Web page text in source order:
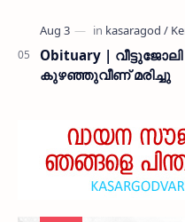
Obituary |
കുഴഞ്ഞുവീണ് മരിച്ചു